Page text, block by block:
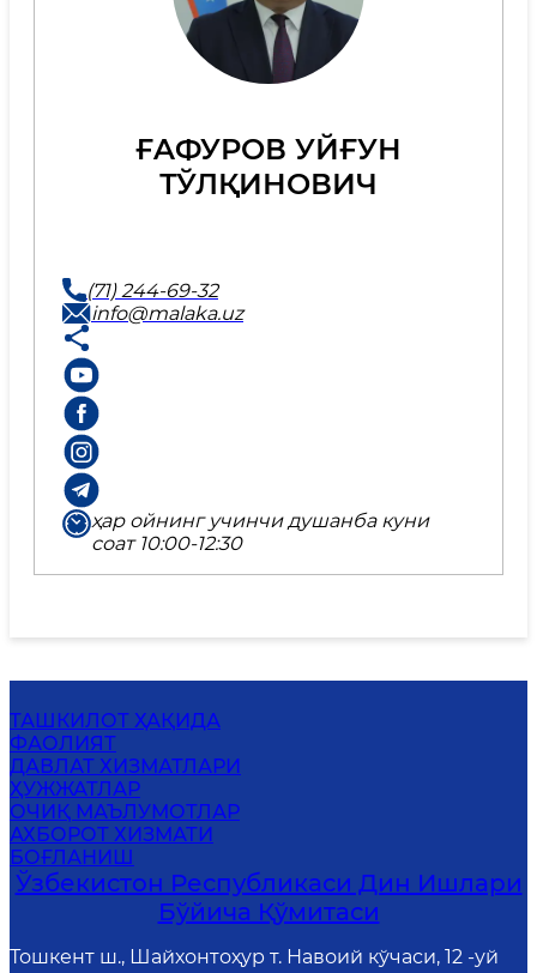
ҒAФУРОВ УЙҒУН
ТЎЛҚИНОВИЧ
(71) 244-69-32
info@malaka.uz
ҳар ойнинг учинчи душанба куни
соат 10:00-12:30
ТАШКИЛОТ ҲАҚИДА
ФАОЛИЯТ
ДАВЛАТ ХИЗМАТЛАРИ
ҲУЖЖАТЛАР
ОЧИҚ МАЪЛУМОТЛАР
АХБОРОТ ХИЗМАТИ
БОҒЛАНИШ
Ўзбекистон Республикаси Дин Ишлари
Бўйича Қўмитаси
Тошкент ш., Шайхонтоҳур т. Навоий кўчаси, 12 -уй